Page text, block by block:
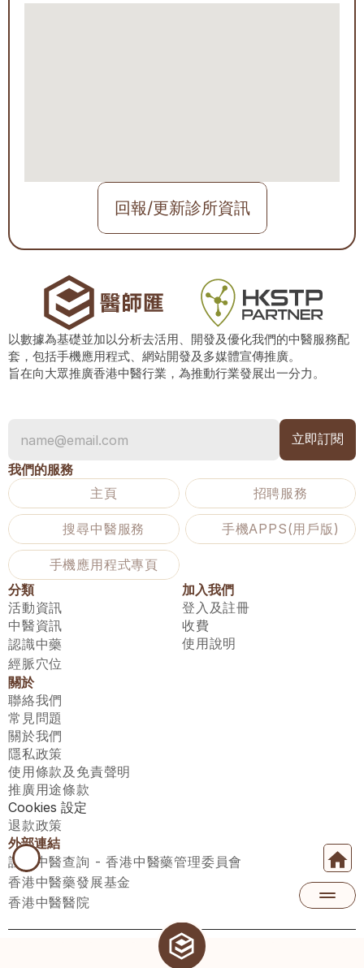
回報/更新診所資訊
以數據為基礎並加以分析去活用、開發及優化我們的中醫服務配
套，包括手機應用程式、網站開發及多媒體宣傳推廣。
旨在向大眾推廣香港中醫行業，為推動行業發展出一分力。
我們的服務
主頁
招聘服務
搜尋中醫服務 手機APPS(用戶版)
手機應用程式專頁
分類
活動資訊
中醫資訊
認識中藥
經脈穴位
加入我們
登入及註冊
收費
使用說明
關於
聯絡我們
常見問題
關於我們
隱私政策
使用條款及免責聲明
推廣用途條款
Cookies 設定
退款政策
外部連結
註冊中醫查詢 - 香港中醫藥管理委員會
香港中醫藥發展基金
香港中醫醫院
醫師匯有限公司 ECWAY LIMITED Copyright 2026© All rights